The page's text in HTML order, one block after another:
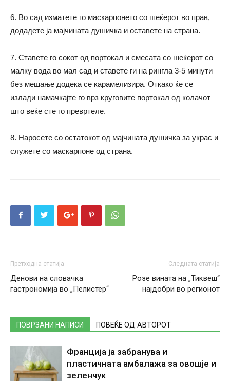
6. Во сад изматете го маскарпонето со шеќерот во прав,
додадете ја мајчината душичка и оставете на страна.
7. Ставете го сокот од портокал и смесата со шеќерот со
малку вода во мал сад и ставете ги на рингла 3-5 минути
без мешање додека се карамелизира. Откако ќе се
излади намачкајте го врз круговите портокал од колачот
што веќе сте го превртеле.
8. Наросете со остатокот од мајчината душичка за украс и
служете со маскарпоне од страна.
Претходна статија
Денови на словачка
гастрономија во „Пелистер“
Следната статија
Розе вината на „Тиквеш“
најдобри во регионот
ПОВРЗАНИ НАПИСИ ПОВЕЌЕ ОД АВТОРОТ
Франција ја забранува и
пластичната амбалажа за овошје и
зеленчук